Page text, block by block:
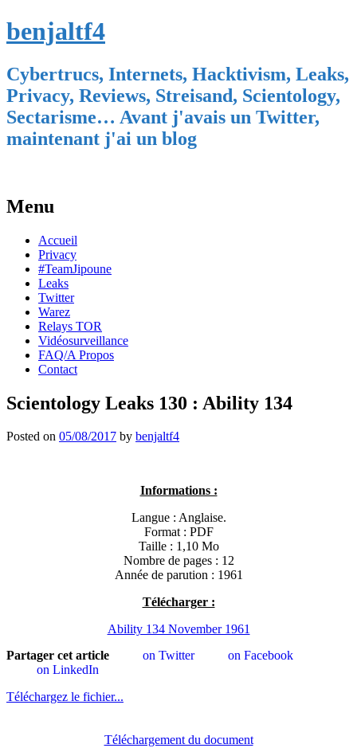
benjaltf4
Cybertrucs, Internets, Hacktivism, Leaks,
Privacy, Reviews, Streisand, Scientology,
Sectarisme… Avant j'avais un Twitter,
maintenant j'ai un blog
Menu
Skip
content
Accueil
Privacy
#TeamJipoune
Leaks
Twitter
Warez
Relays TOR
Vidéosurveillance
FAQ/A Propos
Contact
Scientology Leaks 130 : Ability 134
Posted on 05/08/2017 by benjaltf4
Informations :
Langue : Anglaise.
Format : PDF
Taille : 1,10 Mo
Nombre de pages : 12
Année de parution : 1961
Télécharger :
Ability 134 November 1961
Partager cet article
on Twitter
on Facebook
on LinkedIn
Téléchargez le fichier...
Téléchargement du document